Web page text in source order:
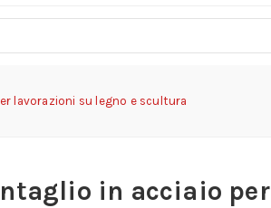
lavorazioni su legno e scultura
in acciaio per